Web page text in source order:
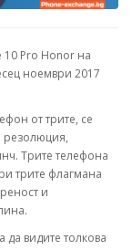
10 Pro Honor на
ноември 2017
от трите, се
резолюция,
Трите телефона
трите флагмана
и
да видите толкова